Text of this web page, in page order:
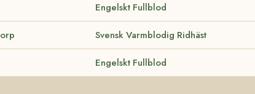
Engelskt Fullblod
Svensk Varmblodig Ridhäst
Engelskt Fullblod